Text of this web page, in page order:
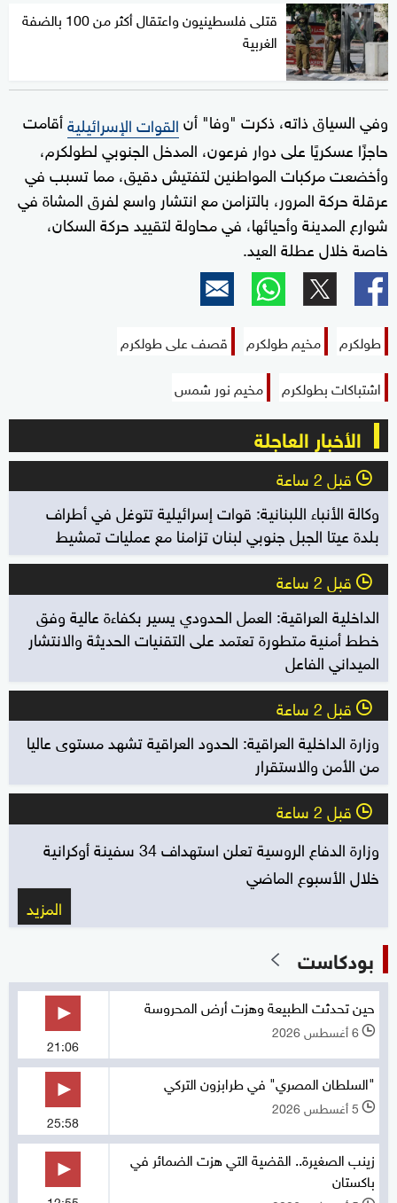
قتلى فلسطينيون واعتقال أكثر من 100 بالضفة
الغربية
وفي السياق ذاته، ذكرت "وفا" أنالقوات الإسرائيليةأقامت
حاجزًا عسكريًا على دوار فرعون، المدخل الجنوبي لطولكرم،
وأخضعت مركبات المواطنين لتفتيش دقيق، مما تسبب في
عرقلة حركة المرور، بالتزامن مع انتشار واسع لفرق المشاة في
شوارع المدينة وأحيائها، في محاولة لتقييد حركة السكان،
خاصة خلال عطلة العيد.
طولكرم مخيم طولكرم
قصف على طولكرم
اشتباكات بطولكرم
مخيم نور شمس
الأخبار العاجلة
l قبل 2 ساعة
وكالة الأنباء اللبنانية: قوات إسرائيلية تتوغل في أطراف
بلدة عيتا الجبل جنوبي لبنان تزامنا مع عمليات تمشيط
l قبل 2 ساعة
الداخلية العراقية: العمل الحدودي يسير بكفاءة عالية وفق
خطط أمنية متطورة تعتمد على التقنيات الحديثة والانتشار
الميداني الفاعل
l قبل 2 ساعة
وزارة الداخلية العراقية: الحدود العراقية تشهد مستوى عاليا
من الأمن والاستقرار
l قبل 2 ساعة
وزارة الدفاع الروسية تعلن استهداف 34 سفينة أوكرانية
خلال الأسبوع الماضي
المزيد
بودكاست
حين تحدثت الطبيعة وهزت أرض المحروسة
l 6 أغسطس 2026
21:06
"السلطان المصري" في طرابزون التركي
l 5 أغسطس 2026
25:58
زينب الصغيرة.. القضية التي هزت الضمائر في
باكستان